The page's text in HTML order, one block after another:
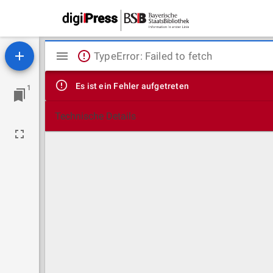
1
Mirador
Viewer
TypeError: Failed to fetch
Es ist ein Fehler aufgetreten
Technische Details